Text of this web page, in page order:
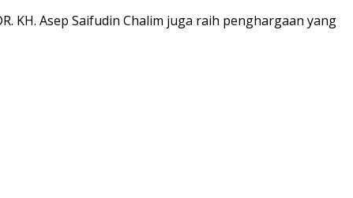
KH. Asep Saifudin Chalim juga raih penghargaan yang